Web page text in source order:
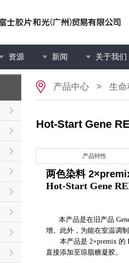
资源 新闻 关于我们
产品中心 > 生命
Hot-Start Gene
产品特性
两色染料
Hot-Start Gene
本产品是在旧产品
增。此外，为能在室温调
本产品是 2×premix 的
直接添加至琼脂糖凝胶。